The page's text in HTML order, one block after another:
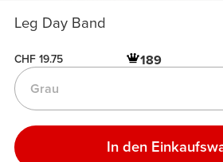
Leg Day Band
CHF 19.75 189
Grau
In den